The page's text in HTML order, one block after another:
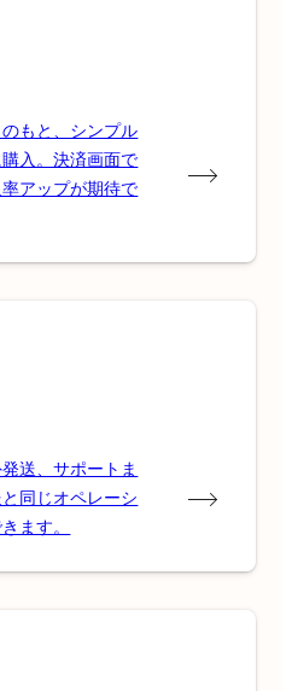
もと、シンプル
入。決済画面で
アップが期待で
送、サポートま
同じオペレーシ
ます。